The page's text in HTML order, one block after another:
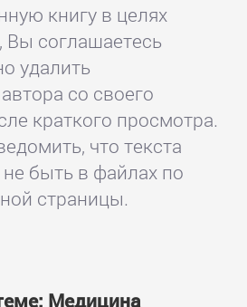
книгу в целях
Вы соглашаетесь
удалить
со своего
краткого просмотра.
что текста
быть в файлах по
страницы.
Медицина